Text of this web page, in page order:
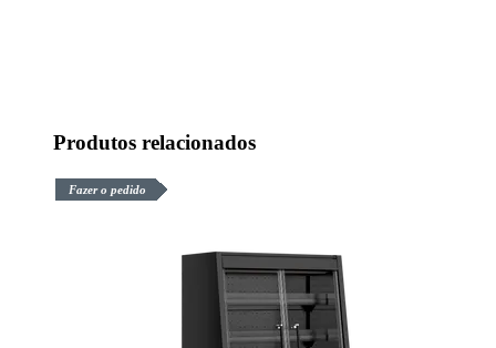
Produtos relacionados
Fazer o pedido